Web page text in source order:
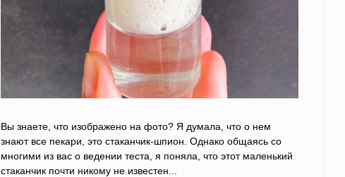
Вы знаете, что изображено на фото? Я думала, что о нем
знают все пекари, это стаканчик-шпион. Однако общаясь со
многими из вас о ведении теста, я поняла, что этот маленький
стаканчик почти никому не известен... ⠀